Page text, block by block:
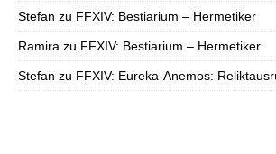
Stefan zu FFXIV: Bestiarium – Hermetiker
Ramira zu FFXIV: Bestiarium – Hermetiker
Stefan zu FFXIV: Eureka-Anemos: